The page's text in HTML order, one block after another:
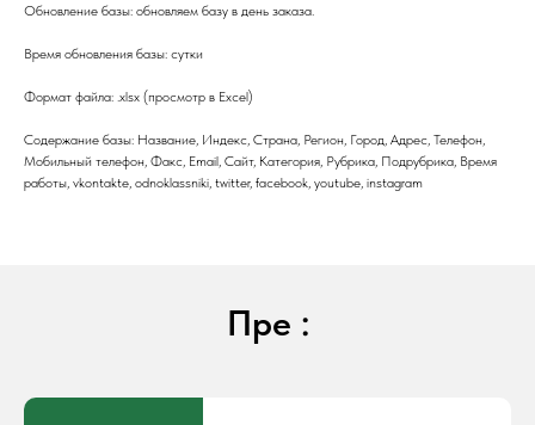
Обновление базы: обновляем базу в день заказа.
Время обновления базы: сутки
Формат файла: .xlsx (просмотр в Excel)
Содержание базы: Название, Индекс, Страна, Регион, Город, Адрес, Телефон,
Мобильный телефон, Факс, Email, Сайт, Категория, Рубрика, Подрубрика, Время
работы, vkontakte, odnoklassniki, twitter, facebook, youtube, instagram
Пре :